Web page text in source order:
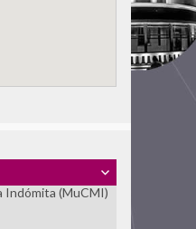
e Cultura
Indómita (MuCMI)